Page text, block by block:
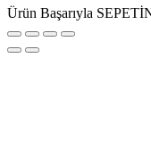
Ürün Başarıyla